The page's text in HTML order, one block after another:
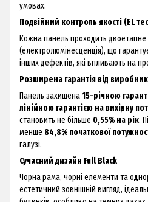
умовах.
Подвійний контроль якості (EL
Кожна панель проходить двоетапне
(електролюмінесценція), що
інших дефектів, які впливають на
Розширена гарантія від
Панель захищена15-річною
лінійною гарантією на вихідну
становить не більше 0,55% на рік.
менше 84,8% початкової
галузі.
Сучасний дизайн Full Black
Чорна рама, чорні елементи та
естетичний зовнішній вигляд,